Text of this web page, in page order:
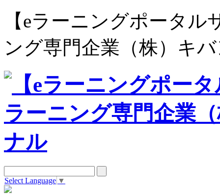
【eラーニングポータル
ング専門企業（株）キ
Select Language ▼